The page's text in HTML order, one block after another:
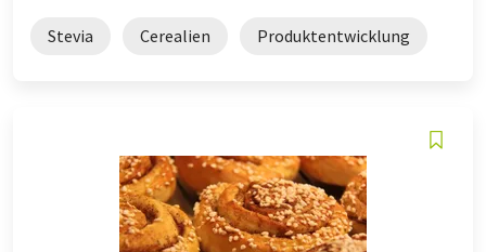
Stevia Cerealien Produktentwicklung